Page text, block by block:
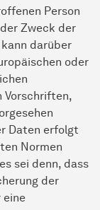
Person
Zweck der
darüber
oder
Vorschriften,
Daten erfolgt
Normen
sei denn, dass
der
eine